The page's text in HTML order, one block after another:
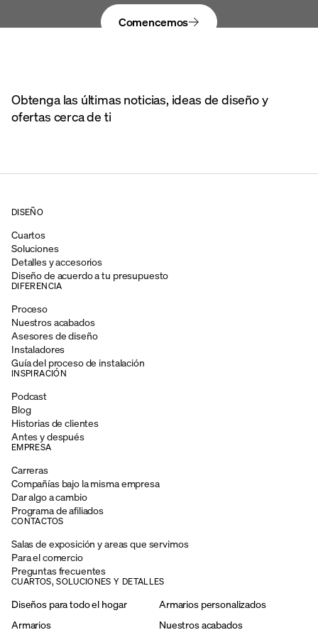
Comencemos
Obtenga las últimas noticias, ideas de diseño y
ofertas cerca de ti
DISEÑO
Cuartos
Soluciones
Detalles y accesorios
Diseño de acuerdo a tu presupuesto
DIFERENCIA
Proceso
Nuestros acabados
Asesores de diseño
Instaladores
Guía del proceso de instalación
INSPIRACIÓN
Podcast
Blog
Historias de clientes
Antes y después
EMPRESA
Carreras
Compañías bajo la misma empresa
Dar algo a cambio
Programa de afiliados
CONTACTOS
Salas de exposición y areas que servimos
Para el comercio
Preguntas frecuentes
CUARTOS, SOLUCIONES Y DETALLES
Diseños para todo el hogar
Armarios personalizados
Armarios
Nuestros acabados